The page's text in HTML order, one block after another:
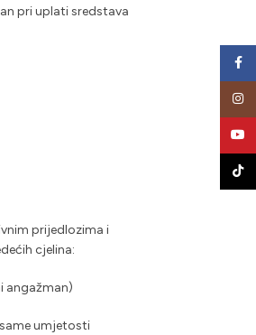
pri uplati sredstava
prijedlozima i
cjelina:
angažman)
umjetosti